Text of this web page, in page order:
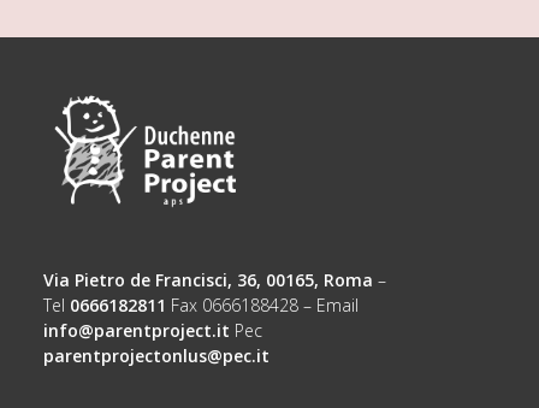
Via Pietro de Francisci, 36, 00165, Roma –
Tel 0666182811 Fax 0666188428 – Email
info@parentproject.it Pec
parentprojectonlus@pec.it